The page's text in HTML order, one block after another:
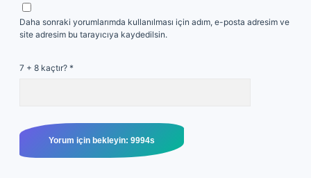
Daha sonraki yorumlarımda kullanılması için adım, e-posta adresim ve
site adresim bu tarayıcıya kaydedilsin.
7 + 8 kaçtır? *